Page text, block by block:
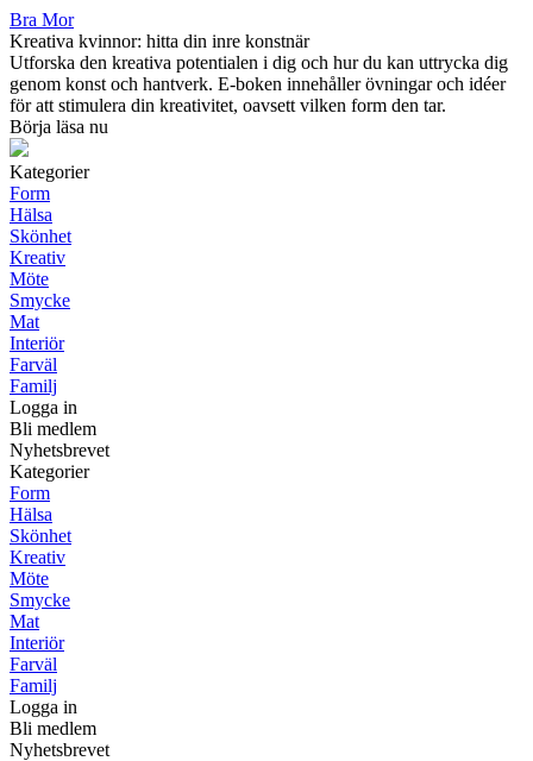
Bra Mor
Kreativa kvinnor: hitta din inre konstnär
Utforska den kreativa potentialen i dig och hur du kan uttrycka dig
genom konst och hantverk. E-boken innehåller övningar och idéer
för att stimulera din kreativitet, oavsett vilken form den tar.
Börja läsa nu
Kategorier
Form
Hälsa
Skönhet
Kreativ
Möte
Smycke
Mat
Interiör
Farväl
Familj
Logga in
Bli medlem
Nyhetsbrevet
Kategorier
Form
Hälsa
Skönhet
Kreativ
Möte
Smycke
Mat
Interiör
Farväl
Familj
Logga in
Bli medlem
Nyhetsbrevet